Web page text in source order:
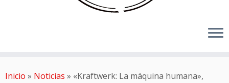
Inicio » Noticias » «Kraftwerk: La máquina humana»,